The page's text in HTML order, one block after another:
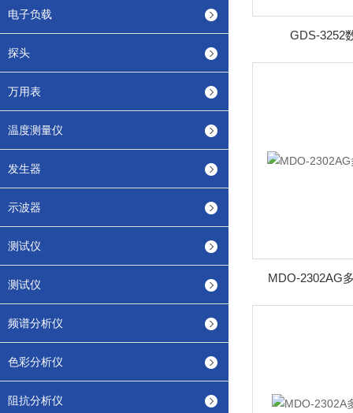
电子负载
探头
万用表
温度测量仪
发生器
示波器
测试仪
测试仪
频谱分析仪
色彩分析仪
阻抗分析仪
GDS-3252
MDO-2302AG